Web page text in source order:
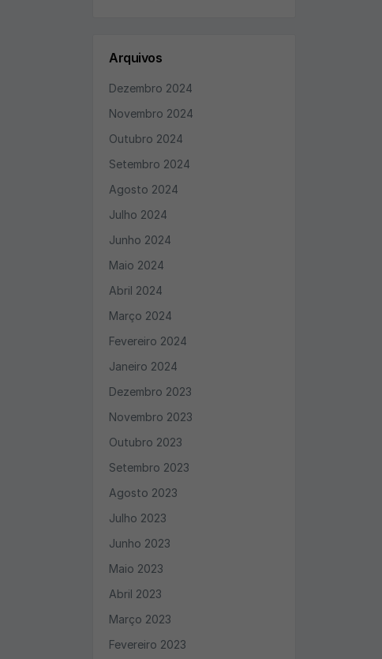
Arquivos
Dezembro 2024
Novembro 2024
Outubro 2024
Setembro 2024
Agosto 2024
Julho 2024
Junho 2024
Maio 2024
Abril 2024
Março 2024
Fevereiro 2024
Janeiro 2024
Dezembro 2023
Novembro 2023
Outubro 2023
Setembro 2023
Agosto 2023
Julho 2023
Junho 2023
Maio 2023
Abril 2023
Março 2023
Fevereiro 2023